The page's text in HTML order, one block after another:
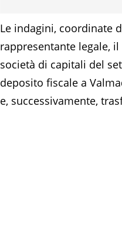
Le indagini, coordinate
rappresentante legale,
società di capitali del
deposito fiscale a
e, successivamente,